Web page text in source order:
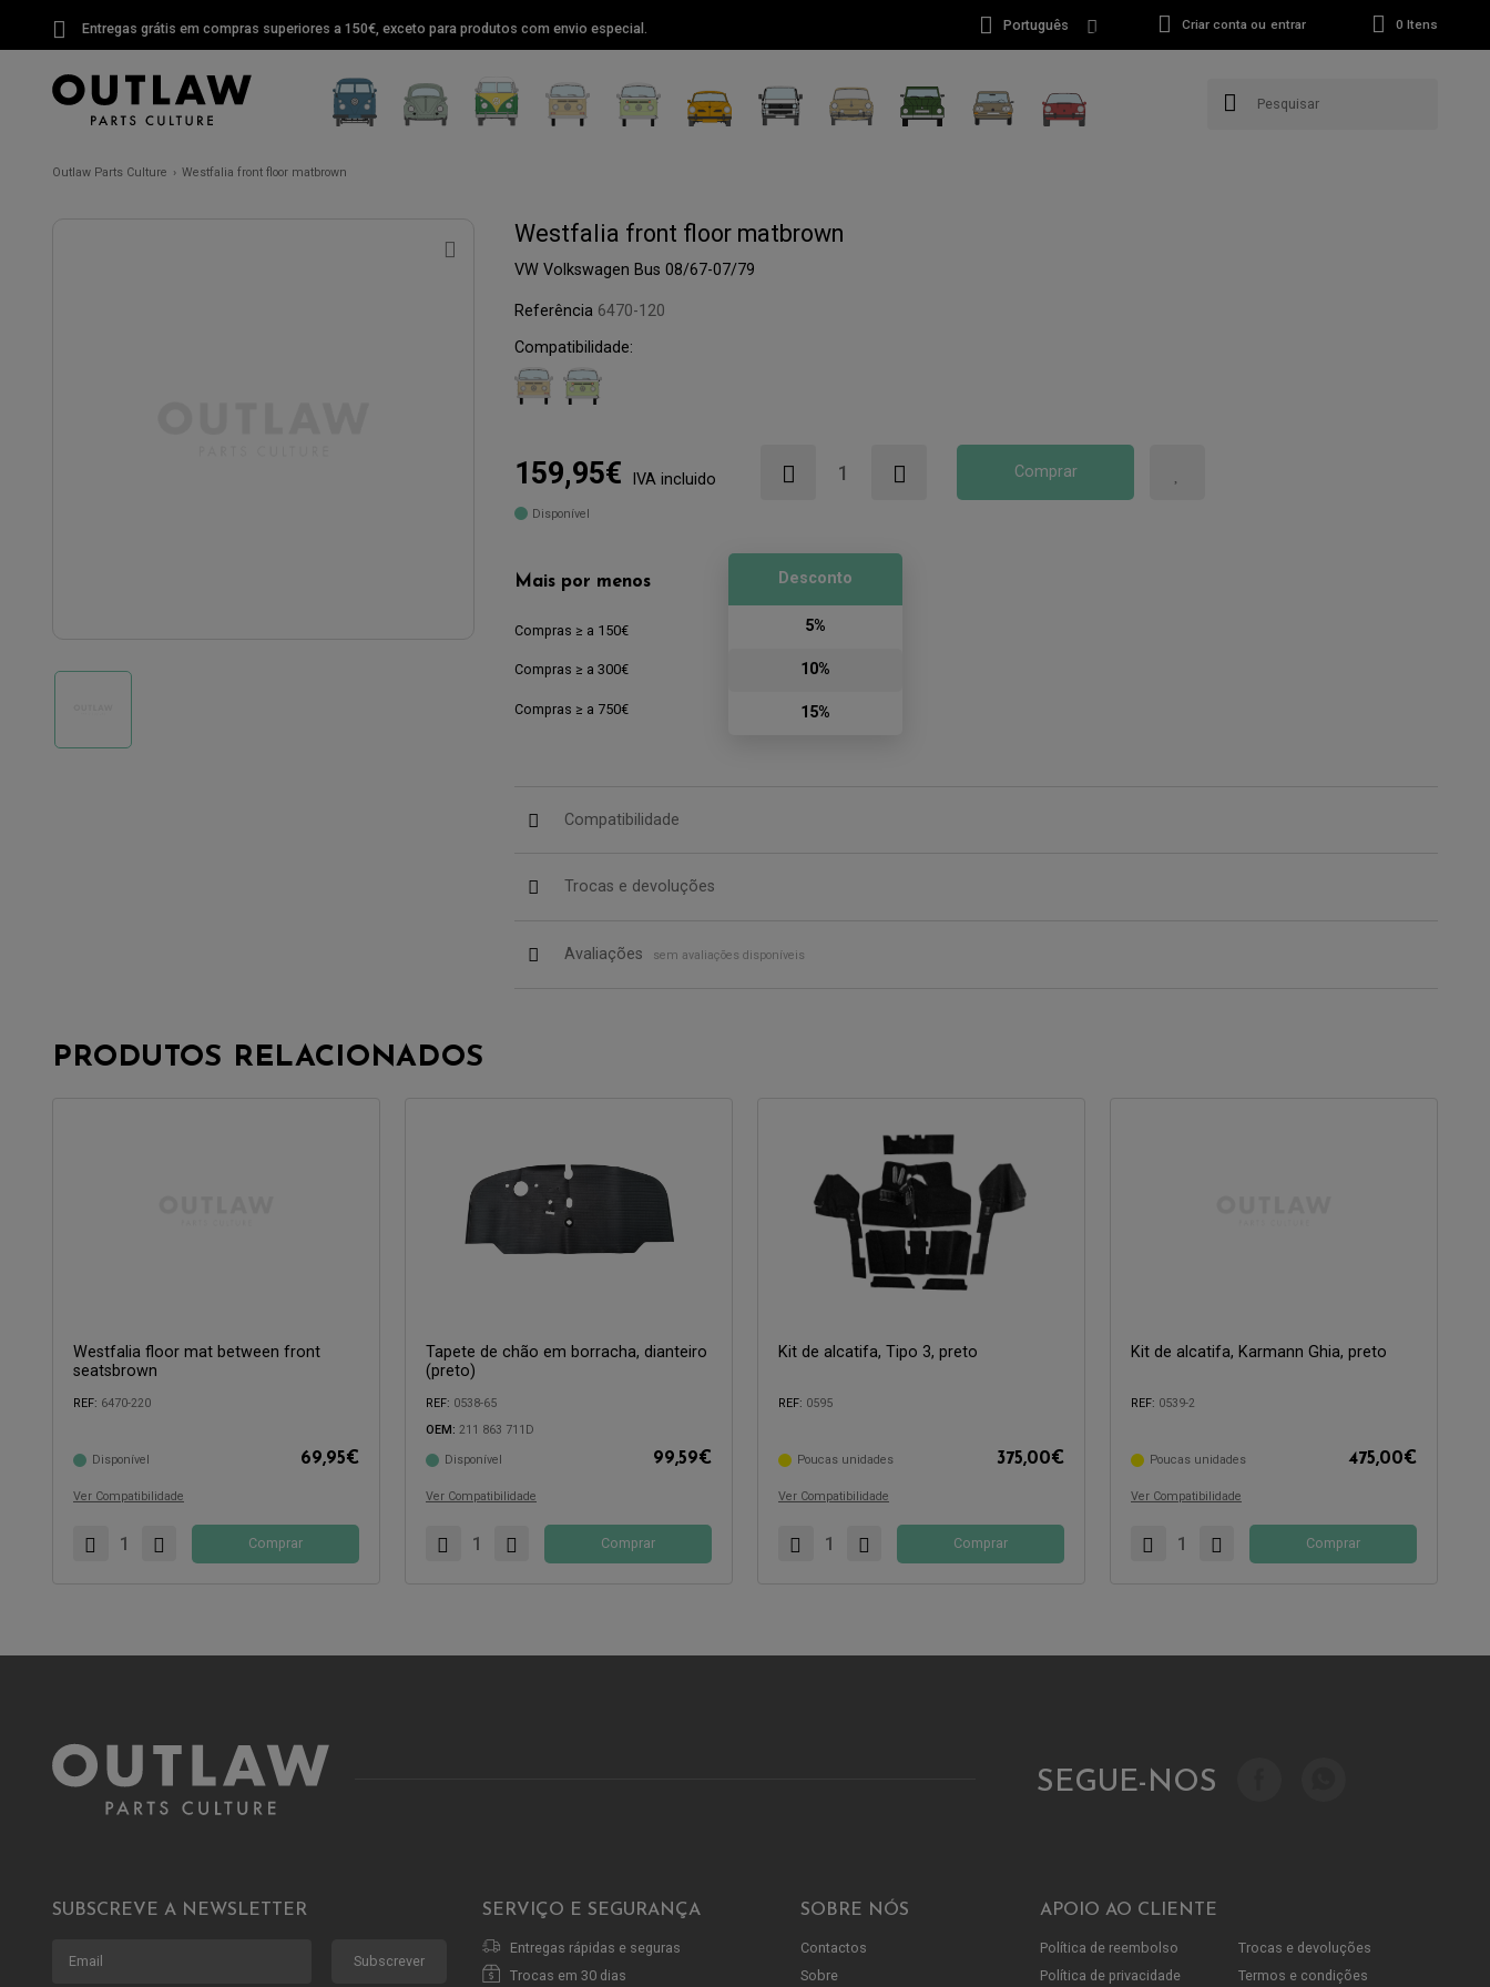
Entregas grátis em compras superiores a 150€, exceto para produtos com envio especial. Português Criar conta ou entrar 0 Itens
Outlaw Parts Culture Westfalia front floor matbrown
Westfalia front floor matbrown
VW Volkswagen Bus 08/67-07/79
Referência 6470-120
Compatibilidade:
159,95€ IVA incluido Comprar
Disponível
Mais por menos
Compras ≥ a 150€
Compras ≥ a 300€
Compras ≥ a 750€
Desconto
5%
10%
15%
Compatibilidade
Trocas e devoluções
Avaliações sem avaliações disponíveis
PRODUTOS RELACIONADOS
Westfalia floor mat between front
seatsbrown
REF: 6470-220
Disponível 69,95€
Ver Compatibilidade
Compatível com:
Comprar
Tapete de chão em borracha, dianteiro
(preto)
REF: 0538-65
OEM: 211 863 711D
Disponível 99,59€
Ver Compatibilidade
Compatível com:
Comprar
Kit de alcatifa, Tipo 3, preto
REF: 0595
Poucas unidades 375,00€
Ver Compatibilidade
Compatível com:
Comprar
Kit de alcatifa, Karmann Ghia, preto
REF: 0539-2
Poucas unidades 475,00€
Ver Compatibilidade
Compatível com:
Comprar
SEGUE-NOS
SUBSCREVE A NEWSLETTER
Subscrever
SERVIÇO E SEGURANÇA
Entregas rápidas e seguras
Trocas em 30 dias
SOBRE NÓS
Contactos
Sobre
APOIO AO CLIENTE
Política de reembolso
Política de privacidade
Trocas e devoluções
Termos e condições